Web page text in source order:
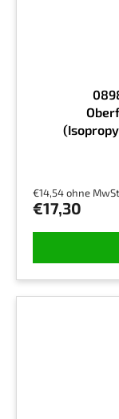
€14,54 ohne
€17,30